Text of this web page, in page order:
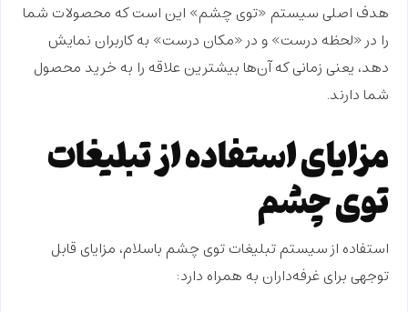
هدف اصلی سیستم «توی چشم» این است که محصولات شما
را در «لحظه درست» و در «مکان درست» به کاربران نمایش
دهد، یعنی زمانی که آن‌ها بیشترین علاقه را به خرید محصول
شما دارند.
مزایای استفاده از تبلیغات
توی چشم
استفاده از سیستمتبلیغات توی چشم باسلام، مزایای قابل
توجهی برای غرفه‌داران به همراه دارد: